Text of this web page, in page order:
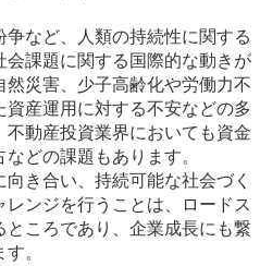
など、人類の持続性に関する
課題に関する国際的な動きが
災害、少子高齢化や労働力不
産運用に対する不安などの多
動産投資業界においても資金
どの課題もあります。
き合い、持続可能な社会づく
レンジを行うことは、ロードス
ところであり、企業成長にも繋
。